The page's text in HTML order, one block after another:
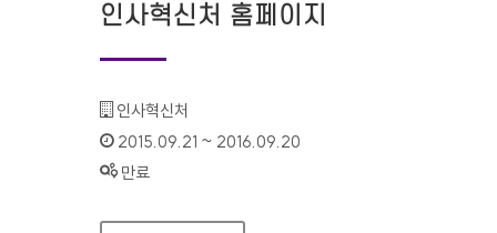
인사혁신처 홈페이지
기관명 :
인사혁신처
인증기간 :
2015.09.21 ~ 2016.09.20
상태 :
만료